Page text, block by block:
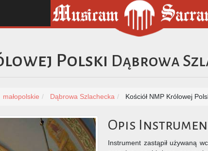
Polski Dąbrowa
małopolskie Dąbrowa Szlachecka Kościół NMP Królowej
Opis
Instrument zastąpił używaną